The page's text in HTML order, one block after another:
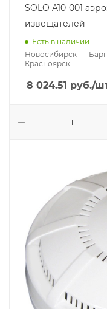
SOLO A10-001
извещателей
Есть в наличии
Новосибирск
Красноярск
8 024.51 руб./